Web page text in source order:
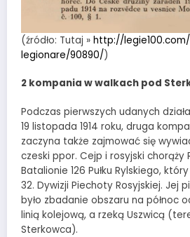
(źródło: Tutaj » http://
legionare/90890/)
2 kompania w walkach pod
Podczas pierwszych udanych
19 listopada 1914 roku, druga
zaczyna także zajmować się
czeski ppor. Cejp i rosyjski chorąży
Batalionie 126 Pułku Rylskiego,
32. Dywizji Piechoty Rosyjskiej. Jej
było zbadanie obszaru na północ
linią kolejową, a rzeką Uszwicą
Sterkowca).